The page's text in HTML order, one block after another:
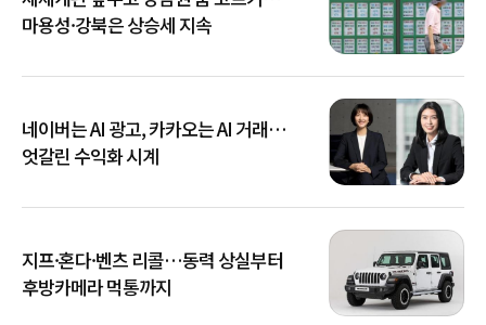
마용성·강북은 상승세 지속
네이버는 AI 광고, 카카오는 AI 거래…
엇갈린 수익화 시계
지프·혼다·벤츠 리콜…동력 상실부터
후방카메라 먹통까지